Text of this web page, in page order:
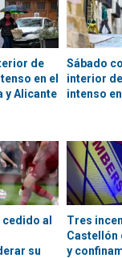
de
en el
y Alicante
Sábado
interior
intenso
al
su
Tres
Castellón
y